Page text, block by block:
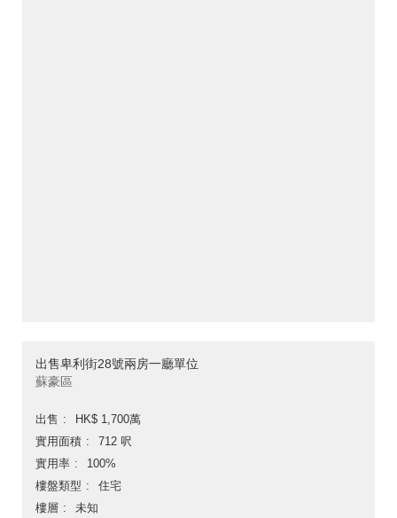
出售卑利街28號兩房一廳單位
蘇豪區
出售
HK$ 1,700萬
實用面積
712 呎
實用率
100%
樓盤類型
住宅
樓層
未知